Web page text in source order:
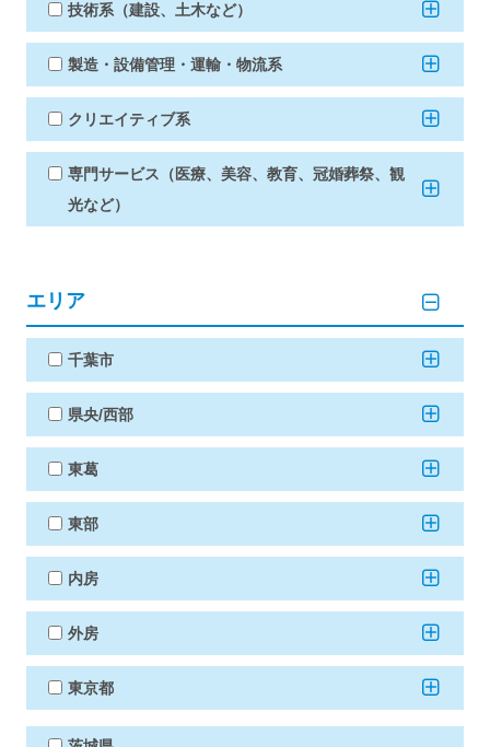
技術系（建設、土木など）
製造・設備管理・運輸・物流系
クリエイティブ系
専門サービス（医療、美容、教育、冠婚葬祭、観
光など）
エリア
千葉市
県央/西部
東葛
東部
内房
外房
東京都